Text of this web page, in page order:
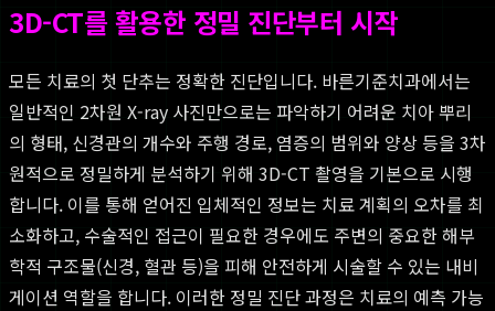
3D-CT를 활용한 정밀 진단부터 시작
모든 치료의 첫 단추는 정확한 진단입니다. 바른기준치과에서는
일반적인 2차원 X-ray 사진만으로는 파악하기 어려운 치아 뿌리
의 형태, 신경관의 개수와 주행 경로, 염증의 범위와 양상 등을 3차
원적으로 정밀하게 분석하기 위해 3D-CT 촬영을 기본으로 시행
합니다. 이를 통해 얻어진 입체적인 정보는 치료 계획의 오차를 최
소화하고, 수술적인 접근이 필요한 경우에도 주변의 중요한 해부
학적 구조물(신경, 혈관 등)을 피해 안전하게 시술할 수 있는 내비
게이션 역할을 합니다. 이러한 정밀 진단 과정은 치료의 예측 가능